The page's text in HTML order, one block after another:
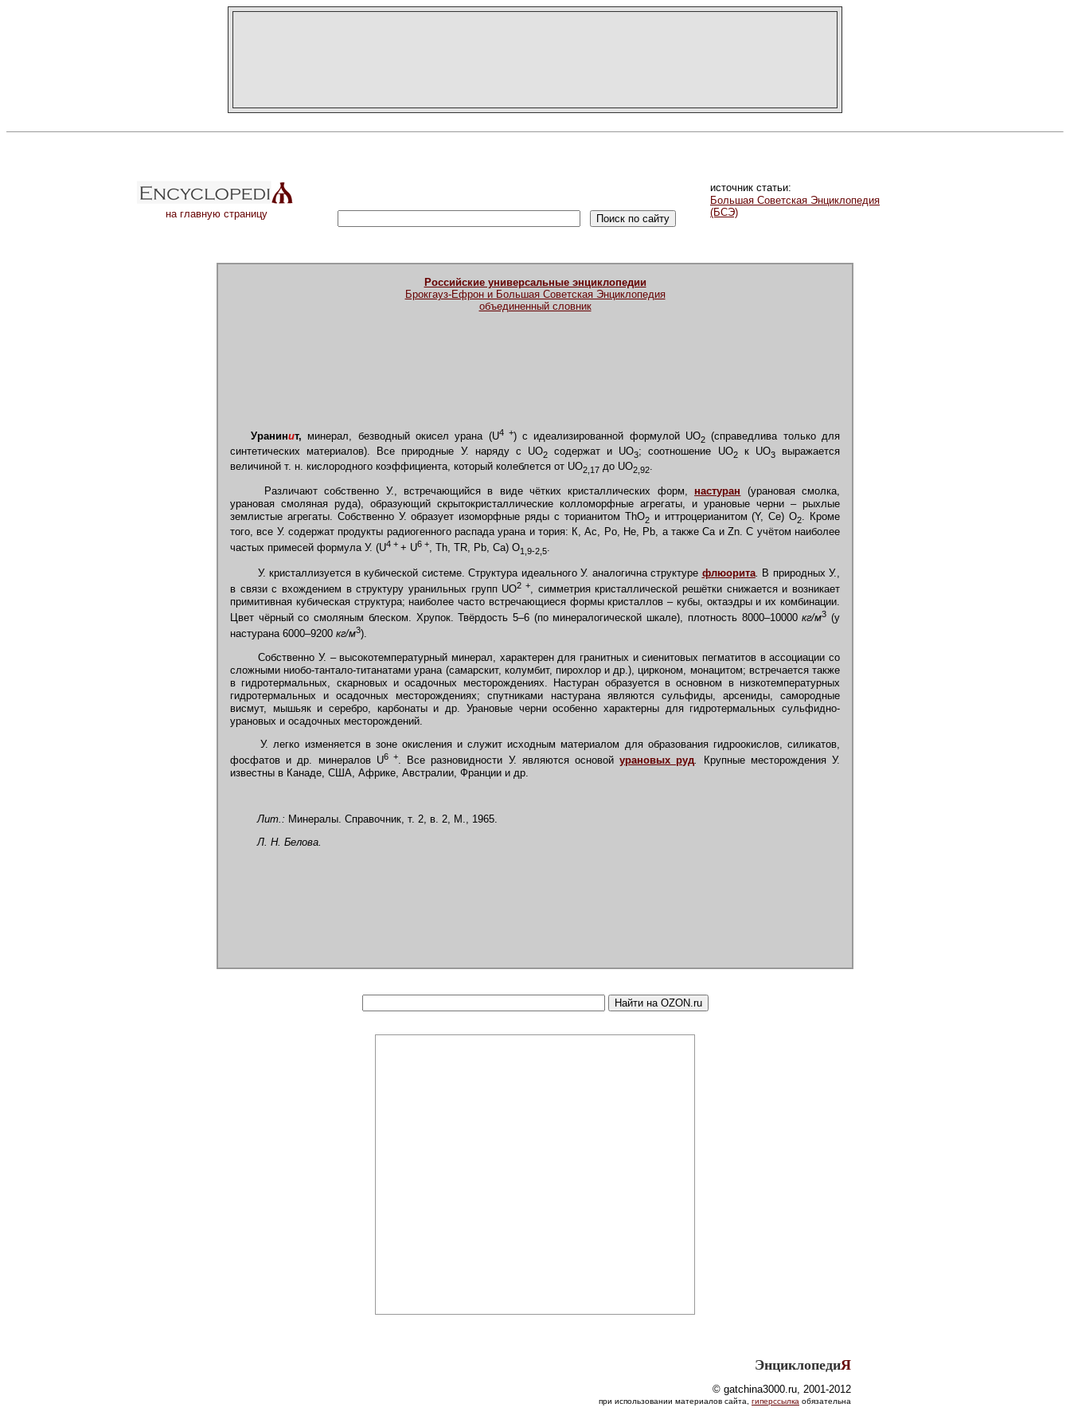
на главную страницу
источник статьи:
Большая Советская Энциклопедия
(БСЭ)
Российские универсальные энциклопедии
Брокгауз-Ефрон и Большая Советская Энциклопедия
объединенный словник
Уранинит, минерал, безводный окисел урана (U4 +) с идеализированной формулой UO2 (справедлива только для
синтетических материалов). Все природные У. наряду с UO2содержат и UO3; соотношение UO2к UO3выражается
величиной т. н. кислородного коэффициента, который колеблется от UO2,17 до UO2,92
Различают собственно У., встречающийся в виде чётких кристаллических форм, настуран (урановая смолка,
урановая смоляная руда), образующий скрытокристаллические колломорфные агрегаты, и урановые черни – рыхлые
землистые агрегаты. Собственно У. образует изоморфные ряды с торианитом ThO2и иттроцерианитом (Y, Ce) O2. Кроме
того, все У. содержат продукты радиогенного распада урана и тория: К, Ac, Po, Не, Pb, а также Ca и Zn. С учётом наиболее
частых примесей формула У. (U4 + + U6 +, Th, TR, Pb, Ca) O1,9-2,5.
У. кристаллизуется в кубической системе. Структура идеального У. аналогична структуре флюорита. В природных У.,
в связи с вхождением в структуру уранильных групп UO2 +
, симметрия кристаллической решётки снижается и возникает
примитивная кубическая структура; наиболее часто встречающиеся формы кристаллов – кубы, октаэдры и их комбинации.
Цвет чёрный со смоляным блеском. Хрупок. Твёрдость 5–6 (по минералогической шкале), плотность 8000–10000кг/м3 (у
настурана 6000–9200 кг/м3).
Собственно У. – высокотемпературный минерал, характерен для гранитных и сиенитовых пегматитов в ассоциации со
сложными ниобо-тантало-титанатами урана (самарскит, колумбит, пирохлор и др.), цирконом, монацитом; встречается также
в гидротермальных, скарновых и осадочных месторождениях. Настуран образуется в основном в низкотемпературных
гидротермальных и осадочных месторождениях; спутниками настурана являются сульфиды, арсениды, самородные
висмут, мышьяк и серебро, карбонаты и др. Урановые черни особенно характерны для гидротермальных сульфидно-
урановых и осадочных месторождений.
У. легко изменяется в зоне окисления и служит исходным материалом для образования гидроокислов, силикатов,
фосфатов и др. минералов U6 + . Все разновидности У. являются основойурановых руд
Крупные месторождения У.
известны в Канаде, США, Африке, Австралии, Франции и др.
Лит.: Минералы. Справочник, т. 2, в. 2, М., 1965.
Л. Н. Белова.
ЭнциклопедиЯ
© gatchina3000.ru, 2001-2012
при использовании материалов сайта, гиперссылка обязательна